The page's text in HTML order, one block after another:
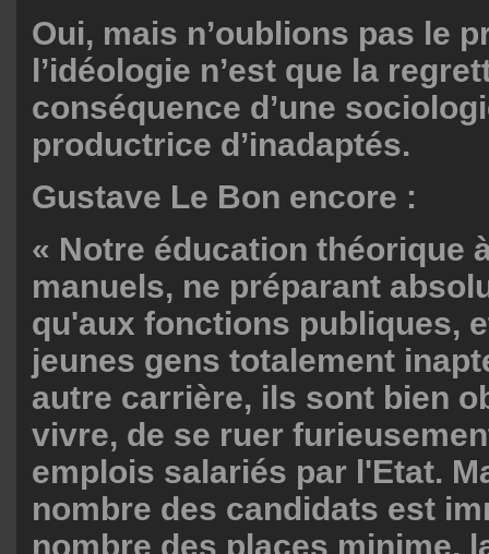
Oui, mais n’oublions pas le
l’idéologie n’est que la
conséquence d’une
productrice d’inadaptés.
Gustave Le Bon encore :
« Notre éducation théorique
manuels, ne préparant
qu'aux fonctions publiques,
jeunes gens totalement
autre carrière, ils sont bien
vivre, de se ruer
emplois salariés par l'Etat.
nombre des candidats est
nombre des places minime,